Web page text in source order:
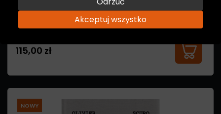
115,00 zł
NOWY
Akceptuj wszystko